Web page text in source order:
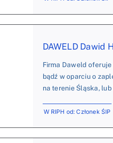
DAWELD Dawid
Firma Daweld
bądź w oparciu o
na terenie Śląska,
W RIPH od: Członek ŚIP